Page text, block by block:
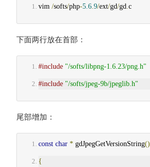
vim /softs/php-5.6.9/ext/gd/gd.c
下面两行放在首部：
#include "/softs/libpng-1.6.23/png.h"
#include "/softs/jpeg-9b/jpeglib.h"
尾部增加：
const char * gdJpegGetVersionString()
{